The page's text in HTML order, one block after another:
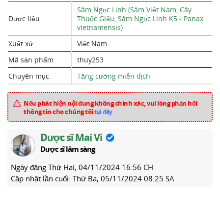
Dược liệu
Sâm Ngọc Linh (Sâm Việt Nam, Cây
Thuốc Giấu, Sâm Ngọc Linh K5 - Panax
vietnamensis)
Xuất xứ
Việt Nam
Mã sản phẩm
thuy253
Chuyên mục
Tăng cường miễn dịch
Nếu phát hiện nội dung không chính xác, vui lòng phản hồi
thông tin cho chúng tôitại đây
Dược sĩ Mai Vi
Dược sĩ lâm sàng
Ngày đăng Thứ Hai, 04/11/2024 16:56 CH
Cập nhật lần cuối: Thứ Ba, 05/11/2024 08:25 SA